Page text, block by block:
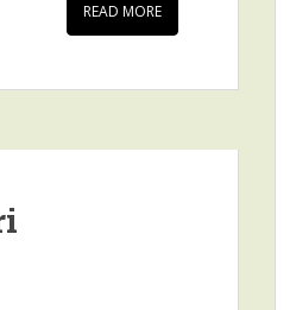
READ MORE